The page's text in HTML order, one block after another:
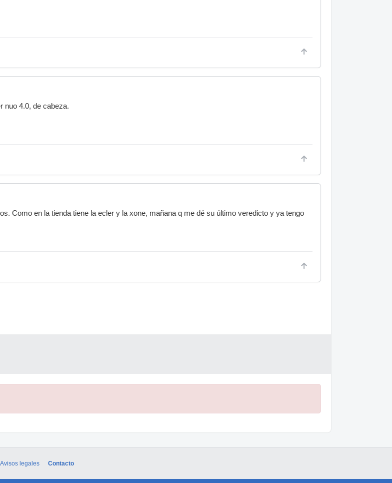
nuo 4.0, de cabeza.
Como en la tienda tiene la ecler y la xone, mañana q me dé su último veredicto y ya tengo
Avisos legales Contacto